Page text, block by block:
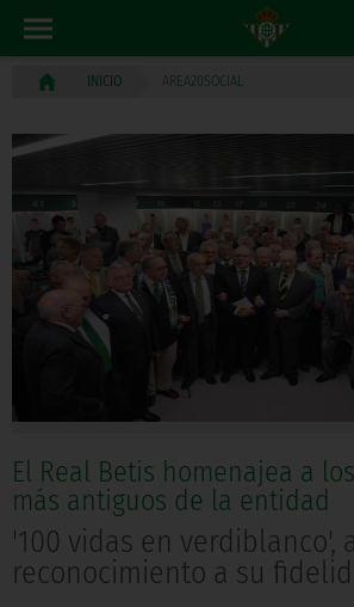
INICIO AREA20SOCIAL
El Real Betis homenajea a
más antiguos de la entidad
'100 vidas en verdiblanco',
reconocimiento a su